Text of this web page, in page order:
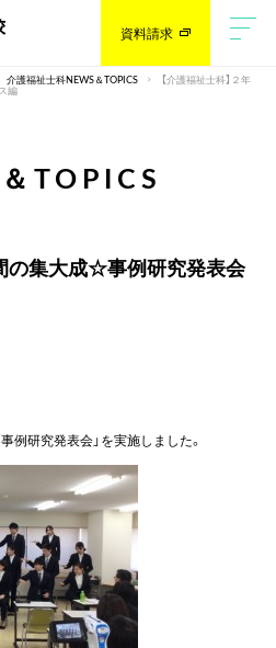
資料請求
介護福祉士科NEWS＆TOPICS 【介護福祉士科】２年
編
TOPICS
の集大成☆事例研究発表会
例研究発表会」を実施しました。